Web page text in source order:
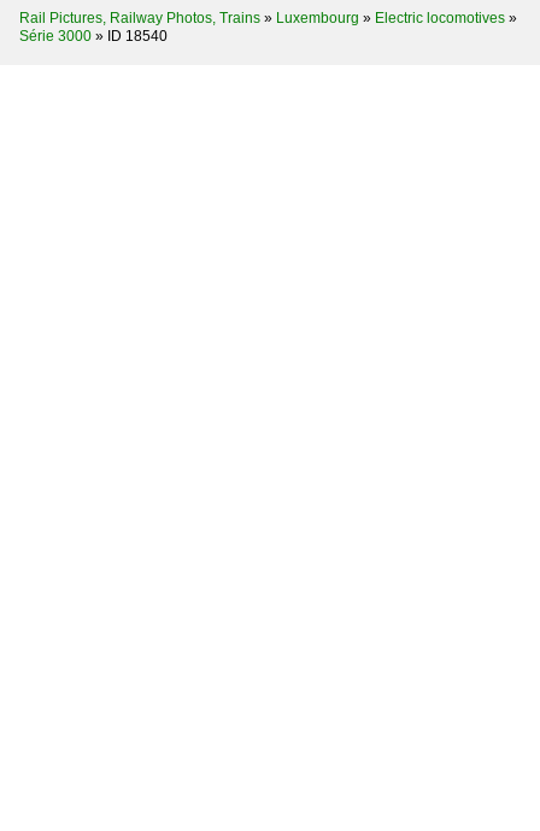
Rail Pictures, Railway Photos, Trains » Luxembourg » Electric locomotives »
Série 3000 » ID 18540